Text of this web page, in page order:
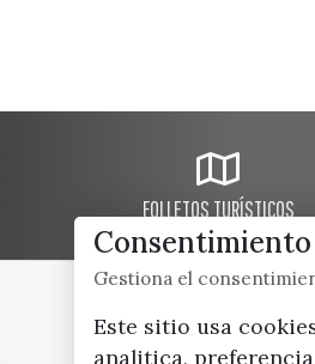
FOLLETOS TURÍSTICOS
Gestiona el
Este sitio usa
analitica,